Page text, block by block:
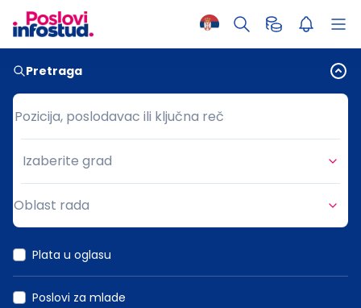
Pretraga
Pozicija, poslodavac ili ključna reč
Pozicija, poslodavac ili ključna reč
Grad
Izaberite grad
Oblast rada
Plata u oglasu
Poslovi za mlade